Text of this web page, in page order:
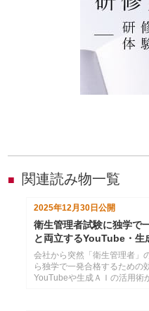
■ 関連読み物一覧
2025年12月30日公開
衛生管理者試験に独学で
と両立するYouTube・生
会社から突然「衛生管理者」
ら独学で一発合格するための
YouTubeや生成ＡＩの活用術